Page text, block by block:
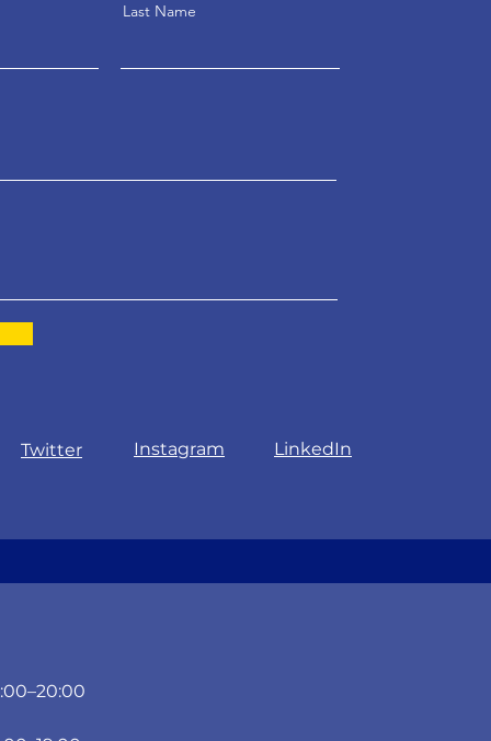
Last Name
Twitter Instagram LinkedIn